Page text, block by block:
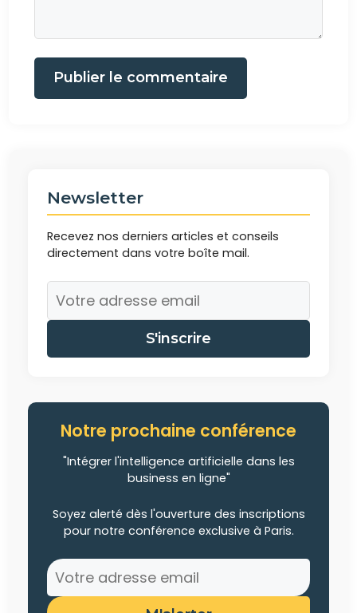
Publier le commentaire
Newsletter
Recevez nos derniers articles et conseils
directement dans votre boîte mail.
S'inscrire
Notre prochaine conférence
"Intégrer l'intelligence artificielle dans les
business en ligne"
Soyez alerté dès l'ouverture des inscriptions
pour notre conférence exclusive à Paris.